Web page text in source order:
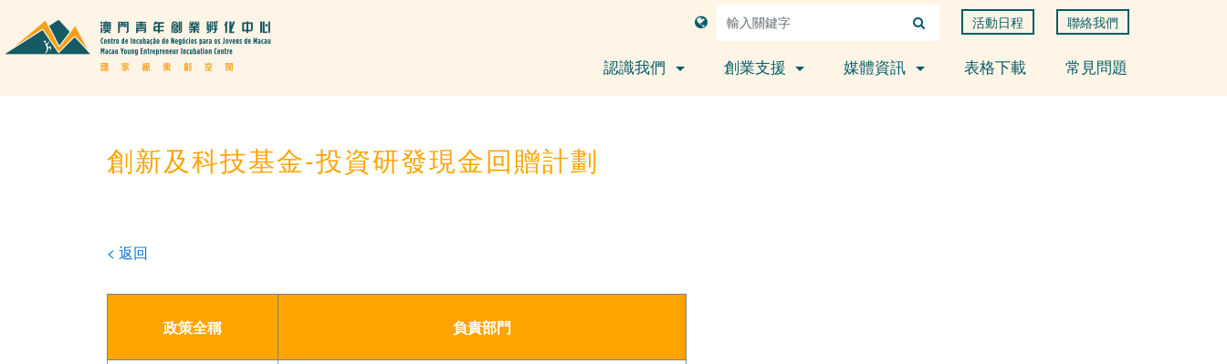
活動日程 聯絡我們
認識我們 創業支援 媒體資訊 表格下載 常見問題
創新及科技基金-投資研發現金回贈計劃
< 返回
政策全稱 負責部門